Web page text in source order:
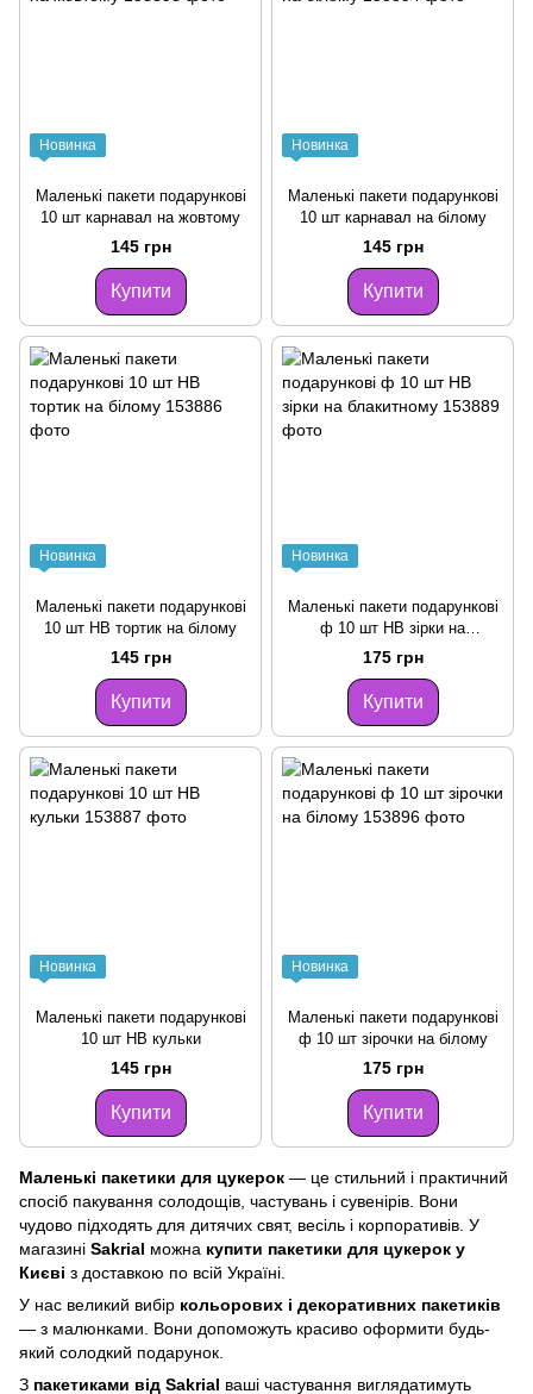
Новинка
Маленькі пакети подарункові
10 шт карнавал на жовтому
145 грн
Купити
Новинка
Маленькі пакети подарункові
10 шт карнавал на білому
145 грн
Купити
Новинка
Маленькі пакети подарункові
10 шт HB тортик на білому
145 грн
Купити
Новинка
Маленькі пакети подарункові
ф 10 шт HB зірки на
блакитному
175 грн
Купити
Новинка
Маленькі пакети подарункові
10 шт HB кульки
145 грн
Купити
Новинка
Маленькі пакети подарункові
ф 10 шт зірочки на білому
175 грн
Купити
Маленькі пакетики для цукерок — це стильний і практичний
спосіб пакування солодощів, частувань і сувенірів. Вони
чудово підходять для дитячих свят, весіль і корпоративів. У
магазині Sakrial можна купити пакетики для цукерок у
Києві з доставкою по всій Україні.
У нас великий вибір кольорових і декоративних пакетиків
— з малюнками. Вони допоможуть красиво оформити будь-
який солодкий подарунок.
З пакетиками від Sakrial ваші частування виглядатимуть